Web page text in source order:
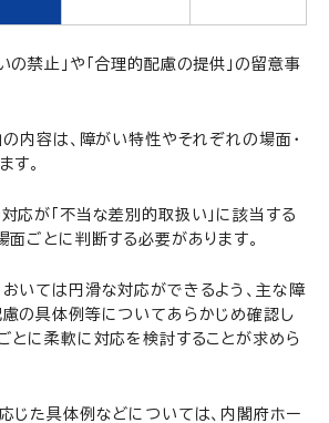
の禁止」や「合理的配慮の提供」の留意事
の内容は、障がい特性やそれぞれの場面・
す。
応が「不当な差別的取扱い」に該当する
面ごとに判断する必要があります。
いては円滑な対応ができるよう、主な障
の具体例等についてあらかじめ確認し
とに柔軟に対応を検討することが求めら
じた具体例などについては、内閣府ホー